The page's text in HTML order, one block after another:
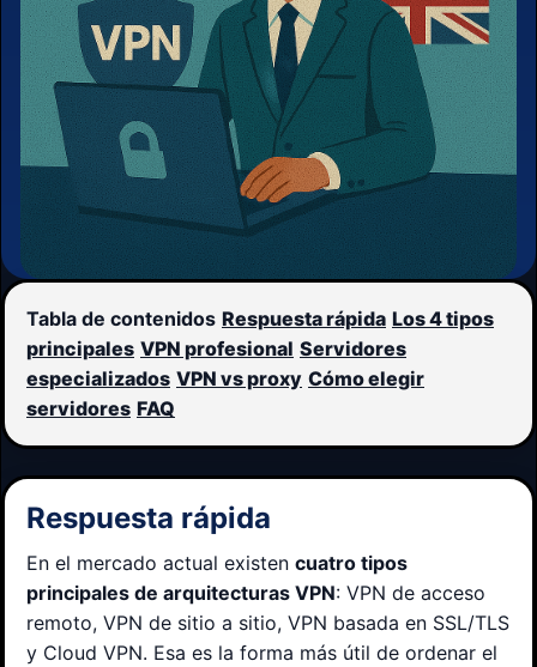
Tabla de contenidos Respuesta rápida Los 4 tipos
principales VPN profesional Servidores
especializados VPN vs proxy Cómo elegir
servidores FAQ
Respuesta rápida
En el mercado actual existen cuatro tipos
principales de arquitecturas VPN: VPN de acceso
remoto, VPN de sitio a sitio, VPN basada en SSL/TLS
y Cloud VPN. Esa es la forma más útil de ordenar el